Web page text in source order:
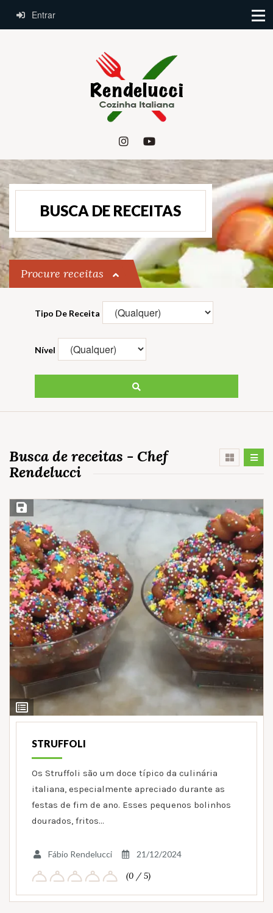
Entrar
BUSCA DE RECEITAS
Procure receitas
Tipo De Receita
Nível
Busca de receitas - Chef
Rendelucci
Ver
Ingredientes
Salvar Receita
STRUFFOLI
Os Struffoli são um doce típico da culinária
italiana, especialmente apreciado durante as
festas de fim de ano. Esses pequenos bolinhos
dourados, fritos…
Fábio Rendelucci 21/12/2024
(0 / 5)